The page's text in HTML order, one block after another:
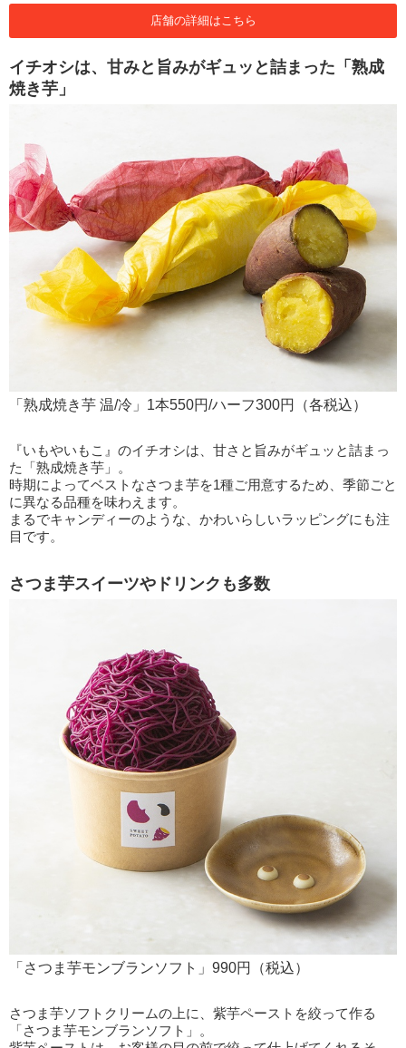
店舗の詳細はこちら
イチオシは、甘みと旨みがギュッと詰まった「熟成
焼き芋」
「熟成焼き芋 温/冷」1本550円/ハーフ300円（各税込）
『いもやいもこ』のイチオシは、甘さと旨みがギュッと詰まっ
た「熟成焼き芋」。
時期によってベストなさつま芋を1種ご用意するため、季節ごと
に異なる品種を味わえます。
まるでキャンディーのような、かわいらしいラッピングにも注
目です。
さつま芋スイーツやドリンクも多数
「さつま芋モンブランソフト」990円（税込）
さつま芋ソフトクリームの上に、紫芋ペーストを絞って作る
「さつま芋モンブランソフト」。